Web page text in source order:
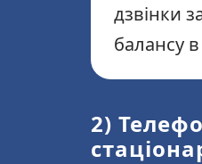
дзвінки
балансу
2)